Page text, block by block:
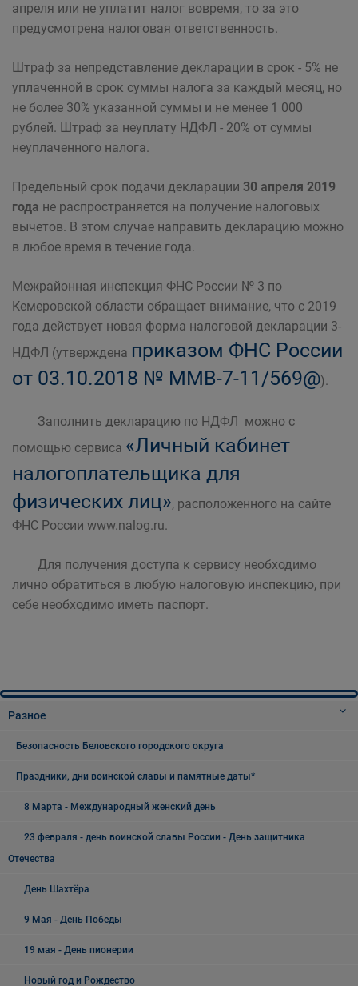
апреля или не уплатит налог вовремя, то за это
предусмотрена налоговая ответственность.
Штраф за непредставление декларации в срок - 5% не
уплаченной в срок суммы налога за каждый месяц, но
не более 30% указанной суммы и не менее 1 000
рублей. Штраф за неуплату НДФЛ - 20% от суммы
неуплаченного налога.
Предельный срок подачи декларации 30 апреля 2019
года не распространяется на получение налоговых
вычетов. В этом случае направить декларацию можно
в любое время в течение года.
Межрайонная инспекция ФНС России № 3 по
Кемеровской области обращает внимание, что с 2019
года действует новая форма налоговой декларации 3-
НДФЛ (утверждена приказом ФНС России
от 03.10.2018 № ММВ-7-11/569@).
Заполнить декларацию по НДФЛ можно с
помощью сервиса «Личный кабинет
налогоплательщика для
физических лиц», расположенного на сайте
ФНС России www.nalog.ru.
Для получения доступа к сервису необходимо
лично обратиться в любую налоговую инспекцию, при
себе необходимо иметь паспорт.
Разное
Безопасность Беловского городского округа
Праздники, дни воинской славы и памятные даты*
8 Марта - Международный женский день
23 февраля - день воинской славы России - День защитника
Отечества
День Шахтёра
9 Мая - День Победы
19 мая - День пионерии
Новый год и Рождество